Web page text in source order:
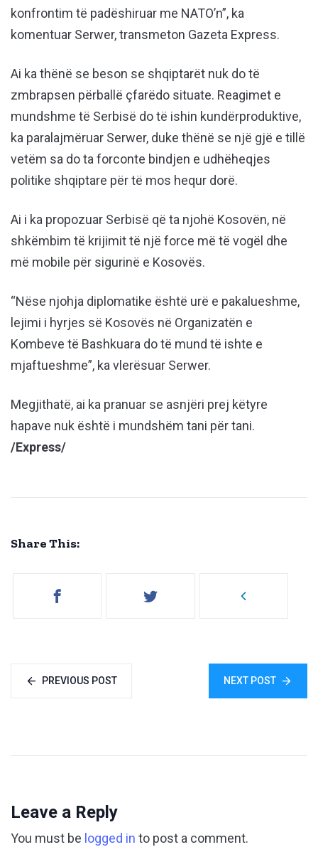
konfrontim të padëshiruar me NATO’n”, ka
komentuar Serwer, transmeton Gazeta Express.
Ai ka thënë se beson se shqiptarët nuk do të
zmbrapsen përballë çfarëdo situate. Reagimet e
mundshme të Serbisë do të ishin kundërproduktive,
ka paralajmëruar Serwer, duke thënë se një gjë e tillë
vetëm sa do ta forconte bindjen e udhëheqjes
politike shqiptare për të mos hequr dorë.
Ai i ka propozuar Serbisë që ta njohë Kosovën, në
shkëmbim të krijimit të një force më të vogël dhe
më mobile për sigurinë e Kosovës.
“Nëse njohja diplomatike është urë e pakalueshme,
lejimi i hyrjes së Kosovës në Organizatën e
Kombeve të Bashkuara do të mund të ishte e
mjaftueshme”, ka vlerësuar Serwer.
Megjithatë, ai ka pranuar se asnjëri prej këtyre
hapave nuk është i mundshëm tani për tani.
/Express/
Share This:
PREVIOUS POST NEXT POST
Leave a Reply
You must be logged in to post a comment.